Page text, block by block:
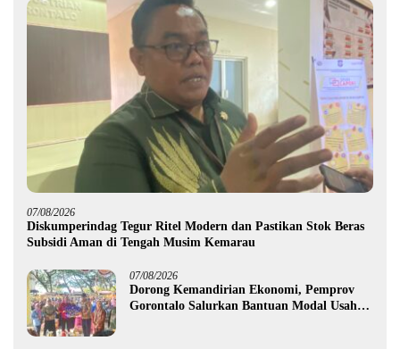
07/08/2026
Diskumperindag Tegur Ritel Modern dan Pastikan Stok Beras
Subsidi Aman di Tengah Musim Kemarau
07/08/2026
Dorong Kemandirian Ekonomi, Pemprov
Gorontalo Salurkan Bantuan Modal Usaha